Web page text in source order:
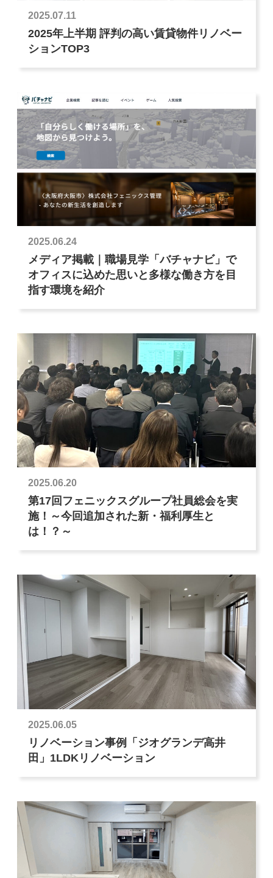
2025.07.11
2025年上半期 評判の高い賃貸物件リノベー
ションTOP3
2025.06.24
メディア掲載｜職場見学「バチャナビ」で
オフィスに込めた思いと多様な働き方を目
指す環境を紹介
2025.06.20
第17回フェニックスグループ社員総会を実
施！～今回追加された新・福利厚生と
は！？～
2025.06.05
リノベーション事例「ジオグランデ高井
田」1LDKリノベーション